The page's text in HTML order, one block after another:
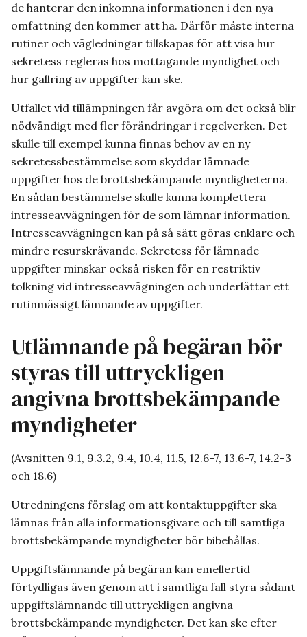
de hanterar den inkomna informationen i den nya
omfattning den kommer att ha. Därför måste interna
rutiner och vägledningar tillskapas för att visa hur
sekretess regleras hos mottagande myndighet och
hur gallring av uppgifter kan ske.
Utfallet vid tillämpningen får avgöra om det också blir
nödvändigt med fler förändringar i regelverken. Det
skulle till exempel kunna finnas behov av en ny
sekretessbestämmelse som skyddar lämnade
uppgifter hos de brottsbekämpande myndigheterna.
En sådan bestämmelse skulle kunna komplettera
intresseavvägningen för de som lämnar information.
Intresseavvägningen kan på så sätt göras enklare och
mindre resurskrävande. Sekretess för lämnade
uppgifter minskar också risken för en restriktiv
tolkning vid intresseavvägningen och underlättar ett
rutinmässigt lämnande av uppgifter.
Utlämnande på begäran bör
styras till uttryckligen
angivna brottsbekämpande
myndigheter
(Avsnitten 9.1, 9.3.2, 9.4, 10.4, 11.5, 12.6-7, 13.6-7, 14.2-3
och 18.6)
Utredningens förslag om att kontaktuppgifter ska
lämnas från alla informationsgivare och till samtliga
brottsbekämpande myndigheter bör bibehållas.
Uppgiftslämnande på begäran kan emellertid
förtydligas även genom att i samtliga fall styra sådant
uppgiftslämnande till uttryckligen angivna
brottsbekämpande myndigheter. Det kan ske efter